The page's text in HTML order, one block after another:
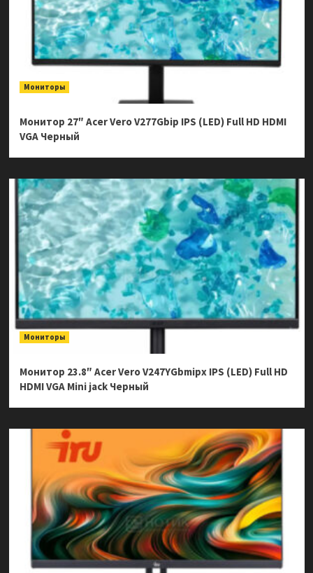
Мониторы
Монитор 27″ Acer Vero V277Gbip IPS (LED) Full HD HDMI
VGA Черный
Мониторы
Монитор 23.8″ Acer Vero V247YGbmipx IPS (LED) Full HD
HDMI VGA Mini jack Черный